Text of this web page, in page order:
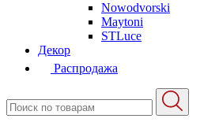
Nowodvorski
Maytoni
STLuce
Декор
Распродажа